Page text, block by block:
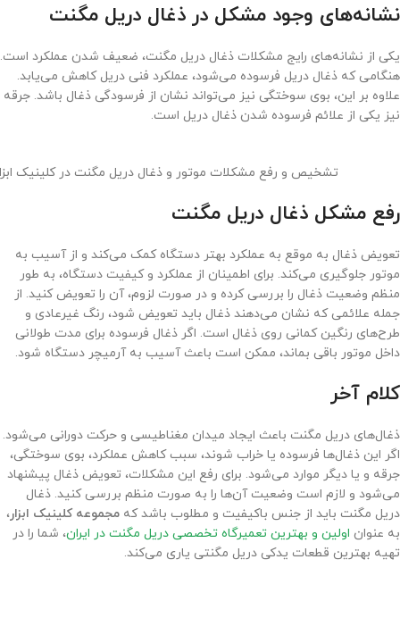
نشانه‌های وجود مشکل در ذغال دریل مگنت
یکی از نشانه‌های رایج مشکلات ذغال دریل مگنت، ضعیف شدن عملکرد است.
هنگامی که ذغال دریل فرسوده می‌شود، عملکرد فنی دریل کاهش می‌یابد.
علاوه بر این، بوی سوختگی نیز می‌تواند نشان از فرسودگی ذغال باشد. جرقه‌
نیز یکی از علائم فرسوده شدن ذغال دریل است.
تشخیص و رفع مشکلات موتور و ذغال دریل مگنت در کلینیک
رفع مشکل ذغال دریل مگنت
تعویض ذغال به موقع به عملکرد بهتر دستگاه کمک می‌کند و از آسیب به
موتور جلوگیری می‌کند. برای اطمینان از عملکرد و کیفیت دستگاه، به طور
منظم وضعیت ذغال را بررسی کرده و در صورت لزوم، آن را تعویض کنید. از
جمله علائمی که نشان می‌دهند ذغال باید تعویض شود، رنگ غیرعادی و
طرح‌های رنگین کمانی روی ذغال است. اگر ذغال فرسوده برای مدت طولانی
داخل موتور باقی بماند، ممکن است باعث آسیب به آرمیچر دستگاه شود.
کلام آخر
ذغال‌های دریل مگنت باعث ایجاد میدان مغناطیسی و حرکت دورانی می‌شود.
اگر این ذغال‌ها فرسوده یا خراب شوند، سبب کاهش عملکرد، بوی سوختگی،
جرقه و یا دیگر موارد می‌شود. برای رفع این مشکلات، تعویض ذغال‌ پیشنهاد
می‌شود و لازم است وضعیت آن‌ها را به صورت منظم بررسی کنید. ذغال
دریل مگنت باید از جنس باکیفیت و مطلوب باشد که مجموعه کلینیک ابزار،
به عنوان اولین و بهترین تعمیرگاه تخصصی دریل مگنت در ایران، شما را در
تهیه بهترین قطعات یدکی دریل مگنتی یاری می‌کند.